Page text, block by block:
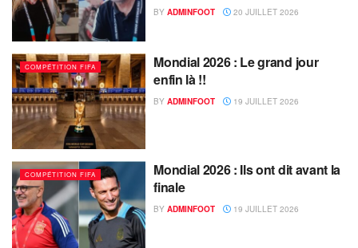
BY ADMINFOOT 20 JUILLET 2026
COMPÉTITION FIFA
Mondial 2026 : Le grand jour
enfin là !!
BY ADMINFOOT 19 JUILLET 2026
COMPÉTITION FIFA
Mondial 2026 : Ils ont dit avant la
finale
BY ADMINFOOT 19 JUILLET 2026